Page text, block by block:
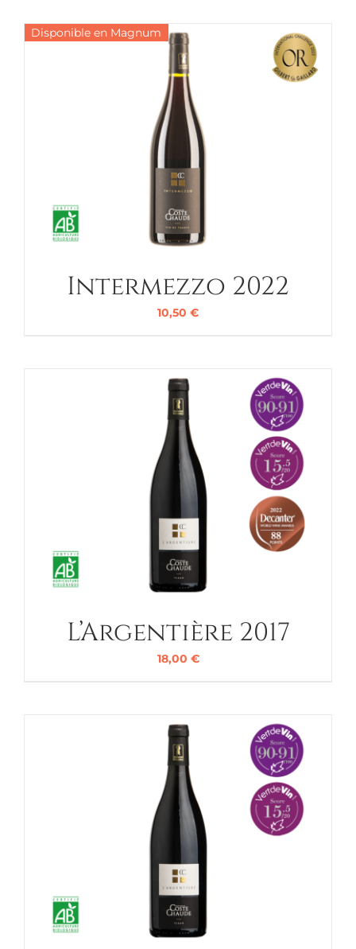
Disponible en Magnum
Intermezzo 2022
10,50 €
L’Argentière 2017
18,00 €